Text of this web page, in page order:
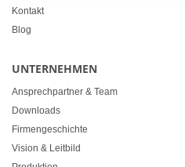
Kontakt
Blog
UNTERNEHMEN
Ansprechpartner & Team
Downloads
Firmengeschichte
Vision & Leitbild